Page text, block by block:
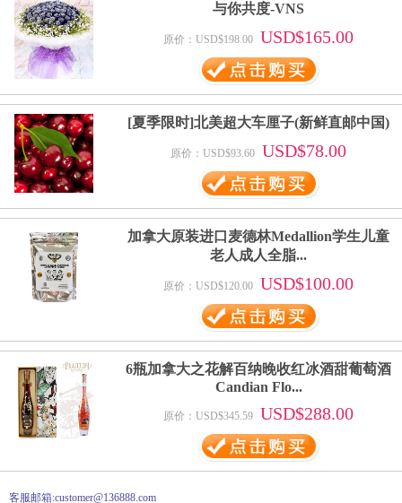
与你共度-VNS
原价：USD$198.00 USD$165.00
[夏季限时]北美超大车厘子(新鲜直邮中国)
原价：USD$93.60 USD$78.00
加拿大原装进口麦德林Medallion学生儿童
老人成人全脂...
原价：USD$120.00 USD$100.00
6瓶加拿大之花解百纳晚收红冰酒甜葡萄酒
Candian Flo...
原价：USD$345.59 USD$288.00
客服邮箱:customer@136888.com